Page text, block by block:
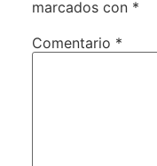
marcados con *
Comentario *